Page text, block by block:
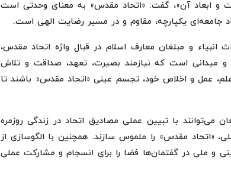
و ابعاد آن»، گفت: «اتحاد مقدس» به معنای وحدتی است
جامعه‌ای یکپارچه، مقاوم و در مسیر رضایت الهی است.
انبیاء و مبلغان معارف اسلام در قبال واژه اتحاد مقدس،
میدانی است که نیازمند بصیرت، تعهد، صداقت و تلاش
عمل و اخلاص خود، تجسم عینی «اتحاد مقدس» باشند تا
با تبیین عملی مصادیق اتحاد در زندگی روزمره
«اتحاد مقدس» را ملموس سازند. همچنین با الگوسازی از
و ملی در گفتمان‌ها فضا را برای انسجام و مشارکت عملی